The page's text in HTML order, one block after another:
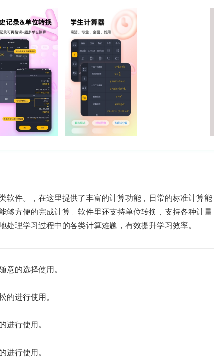
软件。，在这里提供了丰富的计算功能，日常的标准计算能
够方便的完成计算。软件里还支持单位转换，支持各种计量
理学习过程中的各类计算难题，有效提升学习效率。
的选择使用。
进行使用。
行使用。
行使用。